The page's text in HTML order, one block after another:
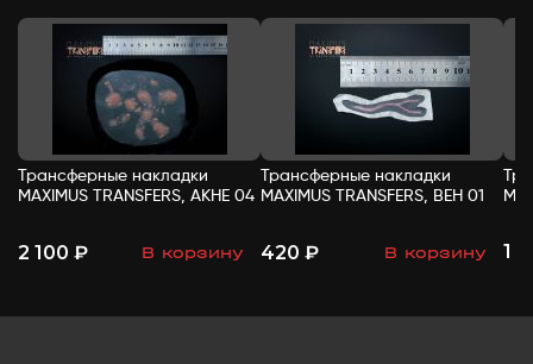
Трансферные накладки
MAXIMUS TRANSFERS, АКНЕ 04
2 100 ₽ В корзину
- +
Трансферные накладки
MAXIMUS TRANSFERS, ВЕН 01
420 ₽ В корзину
- + 1